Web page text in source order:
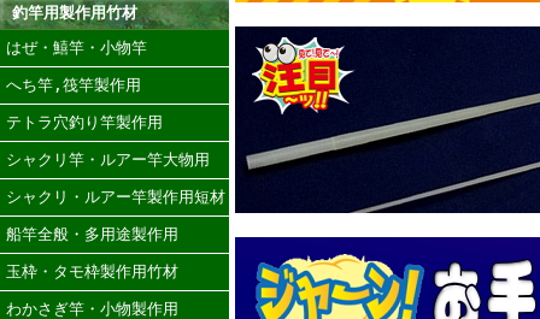
釣竿用製作用竹材
はぜ・鱚竿・小物竿
へち竿,筏竿製作用
テトラ穴釣り竿製作用
シャクリ竿・ルアー竿大物用
シャクリ・ルアー竿製作用短材
船竿全般・多用途製作用
玉枠・タモ枠製作用竹材
わかさぎ竿・小物製作用